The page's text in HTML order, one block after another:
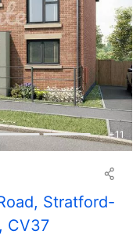
+11
Stratford-
CV37